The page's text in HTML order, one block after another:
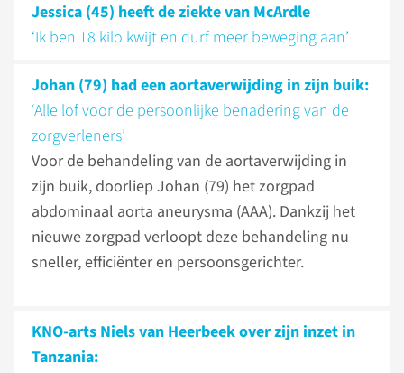
Jessica (45) heeft de ziekte van McArdle
‘Ik ben 18 kilo kwijt en durf meer beweging aan’
Johan (79) had een aortaverwijding in zijn buik:
‘Alle lof voor de persoonlijke benadering van de
zorgverleners’
Voor de behandeling van de aortaverwijding in
zijn buik, doorliep Johan (79) het zorgpad
abdominaal aorta aneurysma (AAA). Dankzij het
nieuwe zorgpad verloopt deze behandeling nu
sneller, efficiënter en persoonsgerichter.
KNO-arts Niels van Heerbeek over zijn inzet in
Tanzania: